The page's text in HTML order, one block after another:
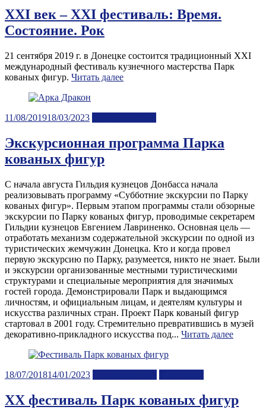
ХХI век – ХХI фестиваль: Время.
Состояние. Рок
21 сентября 2019 г. в Донецке состоится традиционный XXI
международный фестиваль кузнечного мастерства Парк
кованых фигур. Читать далее
Posted
11/08/201918/03/2023
Экскурсионная программа Парка
кованых фигур
С начала августа Гильдия кузнецов Донбасса начала
реализовывать программу «Субботние экскурсии по Парку
кованых фигур». Первым этапом программы стали обзорные
экскурсии по Парку кованых фигур, проводимые секретарем
Гильдии кузнецов Евгением Лавриненко. Основная цель —
отработать механизм содержательной экскурсии по одной из
туристических жемчужин Донецка. Кто и когда провел
первую экскурсию по Парку, разумеется, никто не знает. Были
и экскурсии организованные местными туристическими
структурами и специальные мероприятия для значимых
гостей города. Демонстрировали Парк и выдающимся
личностям, и официальным лицам, и деятелям культуры и
искусства различных стран. Проект Парк кованый фигур
стартовал в 2001 году. Стремительно превратившись в музей
декоративно-прикладного искусства под... Читать далее
Posted
18/07/201814/01/2023
XX фестиваль Парк кованых фигур